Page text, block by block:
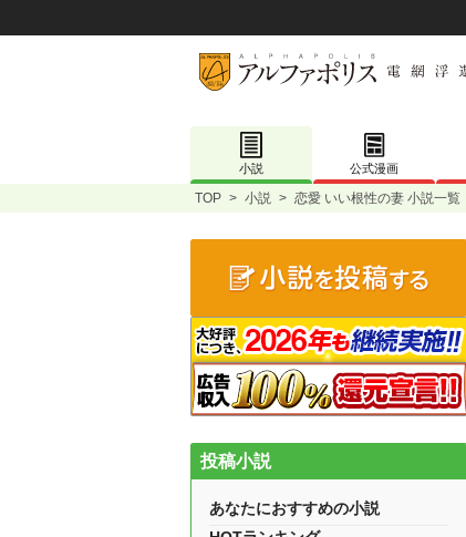
小説 公式漫画
TOP > 小説 > 恋愛 いい根性の妻 小説一覧
投稿小説
あなたにおすすめの小説